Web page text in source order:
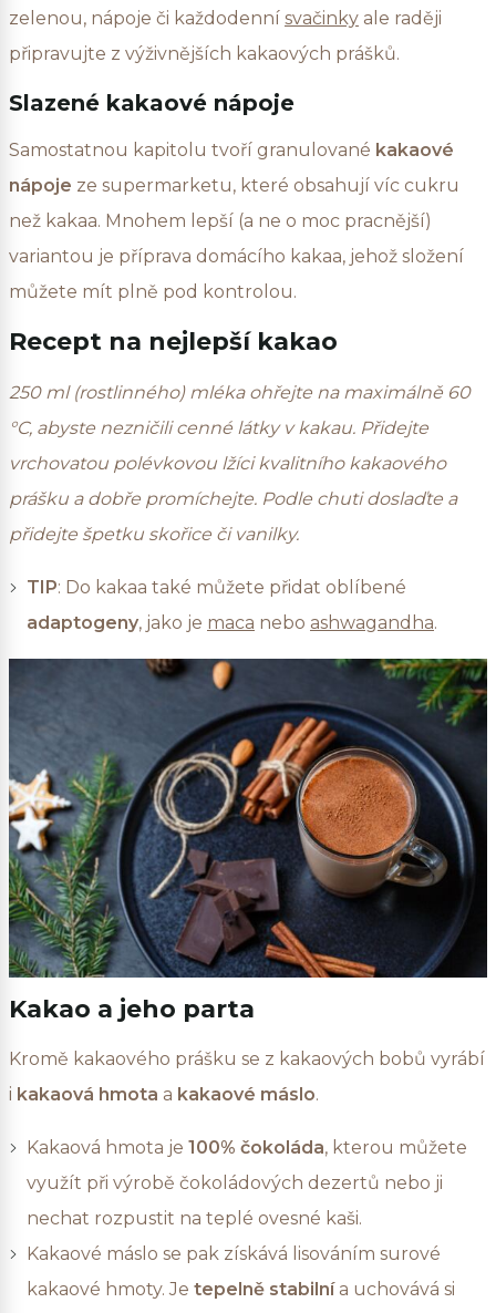
zelenou, nápoje či každodenní svačinky ale raději
připravujte z výživnějších kakaových prášků.
Slazené kakaové nápoje
Samostatnou kapitolu tvoří granulované kakaové
nápoje ze supermarketu, které obsahují víc cukru
než kakaa. Mnohem lepší (a ne o moc pracnější)
variantou je příprava domácího kakaa, jehož složení
můžete mít plně pod kontrolou.
Recept na nejlepší kakao
250 ml (rostlinného) mléka ohřejte na maximálně 60
°C, abyste nezničili cenné látky v kakau. Přidejte
vrchovatou polévkovou lžíci kvalitního kakaového
prášku a dobře promíchejte. Podle chuti doslaďte a
přidejte špetku skořice či vanilky.
TIP: Do kakaa také můžete přidat oblíbené
adaptogeny, jako je maca nebo ashwagandha.
Kakao a jeho parta
Kromě kakaového prášku se z kakaových bobů vyrábí
i kakaová hmota a kakaové máslo.
Kakaová hmota je 100% čokoláda, kterou můžete
využít při výrobě čokoládových dezertů nebo ji
nechat rozpustit na teplé ovesné kaši.
Kakaové máslo se pak získává lisováním surové
kakaové hmoty. Je tepelně stabilní a uchovává si